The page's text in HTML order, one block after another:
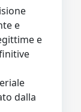
e
e
dalla